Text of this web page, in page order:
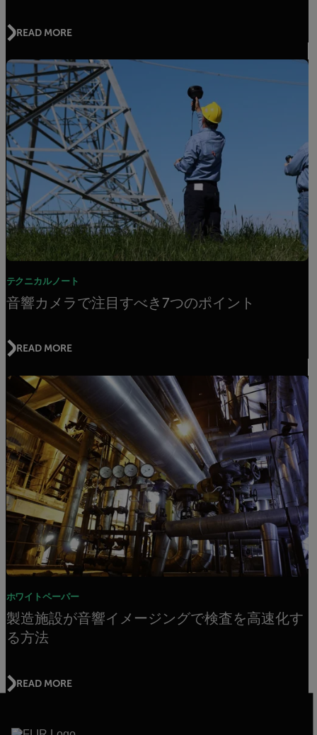
READ MORE
テクニカルノート
音響カメラで注目すべき7つのポイント
READ MORE
ホワイトペーパー
製造施設が音響イメージングで検査を高速化す
る方法
READ MORE